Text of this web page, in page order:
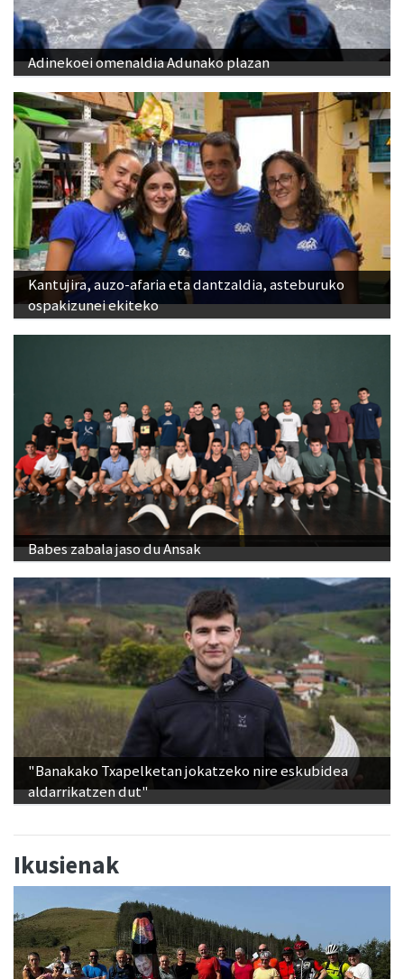
Adinekoei omenaldia Adunako plazan
Kantujira, auzo-afaria eta dantzaldia, asteburuko
ospakizunei ekiteko
Babes zabala jaso du Ansak
"Banakako Txapelketan jokatzeko nire eskubidea
aldarrikatzen dut"
Ikusienak